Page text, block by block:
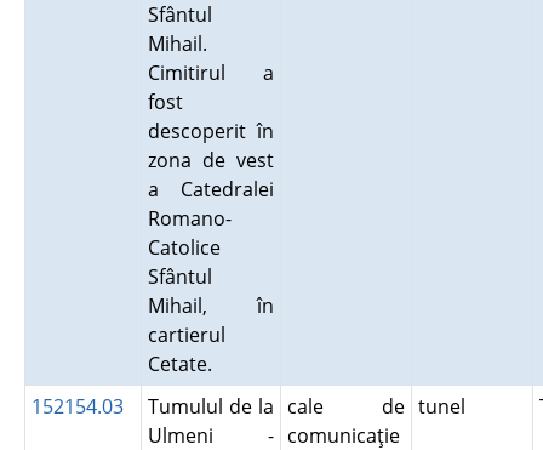
Sfântul
Mihail.
Cimitirul a
fost
descoperit în
zona de vest
a Catedralei
Romano-
Catolice
Sfântul
Mihail, în
cartierul
Cetate.
152154.03
Tumulul de la
Ulmeni -
cale de
comunicaţie
tunel